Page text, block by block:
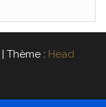
| Thème : Head